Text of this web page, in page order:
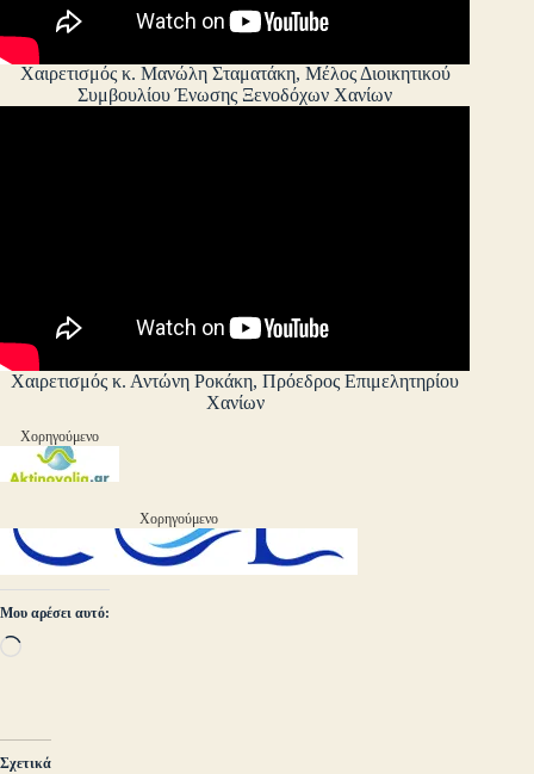
Χαιρετισμός κ. Μανώλη Σταματάκη, Μέλος Διοικητικού
Συμβουλίου Ένωσης Ξενοδόχων Χανίων
Χαιρετισμός κ. Αντώνη Ροκάκη, Πρόεδρος Επιμελητηρίου
Χανίων
Χορηγούμενο
Χορηγούμενο
Μου αρέσει αυτό:
Loading…
Σχετικά